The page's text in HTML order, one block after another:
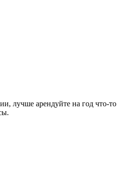
лучше арендуйте на год что-то